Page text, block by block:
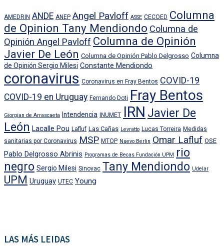
AMEDRIN ANDE ANEP Angel Pavloff ASSE CECOED Columna
de Opinion Tany Mendiondo Columna de
Opinión Angel Pavloff Columna de Opinión
Javier De León Columna de Opinión Pablo Delgrosso Columna
de Opinión Sergio Milesi Constante Mendiondo
coronavirus Coronavirus en Fray Bentos COVID-19
COVID-19 en Uruguay Fernando Doti Fray Bentos
Giorgian de Arrascaeta Intendencia INUMET IRN Javier De
León Lacalle Pou Lafluf Las Cañas Levratto Lucas Torreira Medidas
sanitarias por Coronavirus MSP MTOP Nuevo Berlin Omar Lafluf OSE
Pablo Delgrosso Abrinis Programas de Becas Fundación UPM
rio
negro Sergio Milesi Sinovac Tany Mendiondo Udelar
UPM Uruguay UTEC Young
LAS MÁS LEIDAS